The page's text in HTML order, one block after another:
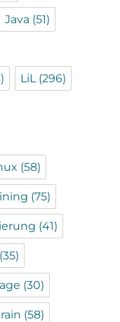
Java (51)
LiL(296)
(58)
(75)
(41)
(35)
(30)
(58)